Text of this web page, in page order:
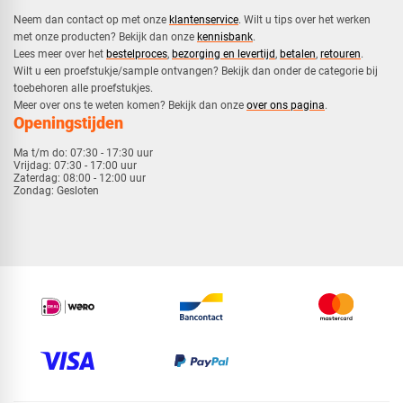
Neem dan contact op met onze klantenservice. Wilt u tips over het werken
met onze producten? Bekijk dan onze kennisbank.
​Lees meer over het bestelproces, bezorging en levertijd, betalen, retouren.​
​Wilt u een proefstukje/sample ontvangen? Bekijk dan onder de categorie bij
toebehoren alle proefstukjes.
​​Meer over ons te weten komen? Bekijk dan onze over ons pagina.
Openingstijden
Ma t/m do: 07:30 - 17:30 uur
Vrijdag: 07:30 - 17:00 uur
Zaterdag: 08:00 - 12:00 uur
Zondag: Gesloten